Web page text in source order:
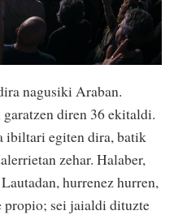
nagusiki Araban.
diren 36 ekitaldi.
ibiltari egiten dira, batik
zehar. Halaber,
hurrenez hurren,
sei jaialdi dituzte